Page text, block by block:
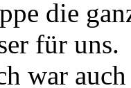
die
für uns.
war